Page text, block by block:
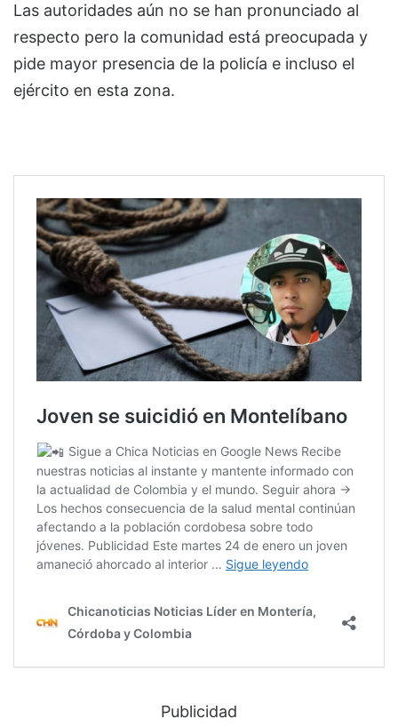
Las autoridades aún no se han pronunciado al
respecto pero la comunidad está preocupada y
pide mayor presencia de la policía e incluso el
ejército en esta zona.
Publicidad